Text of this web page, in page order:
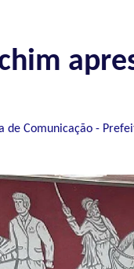
de Comunicação -